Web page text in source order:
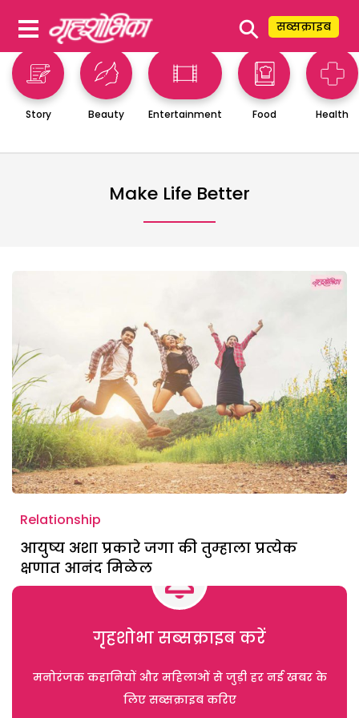
⚲ सब्सक्राइब
Story Beauty Entertainment Food Health
Make Life Better
Relationship
आयुष्य अशा प्रकारे जगा की तुम्हाला प्रत्येक
क्षणात आनंद मिळेल
गृहशोभा सब्सक्राइब करें
मनोरंजक कहानियों और महिलाओं से जुड़ी हर नई खबर के
लिए सब्सक्राइब करिए